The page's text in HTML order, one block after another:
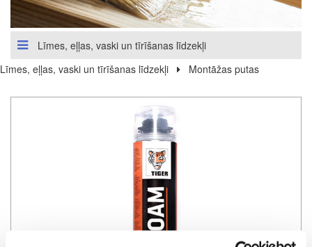
Līmes, eļļas, vaski un tīrīšanas līdzekļi
Līmes, eļļas, vaski un tīrīšanas līdzekļi
Montāžas putas